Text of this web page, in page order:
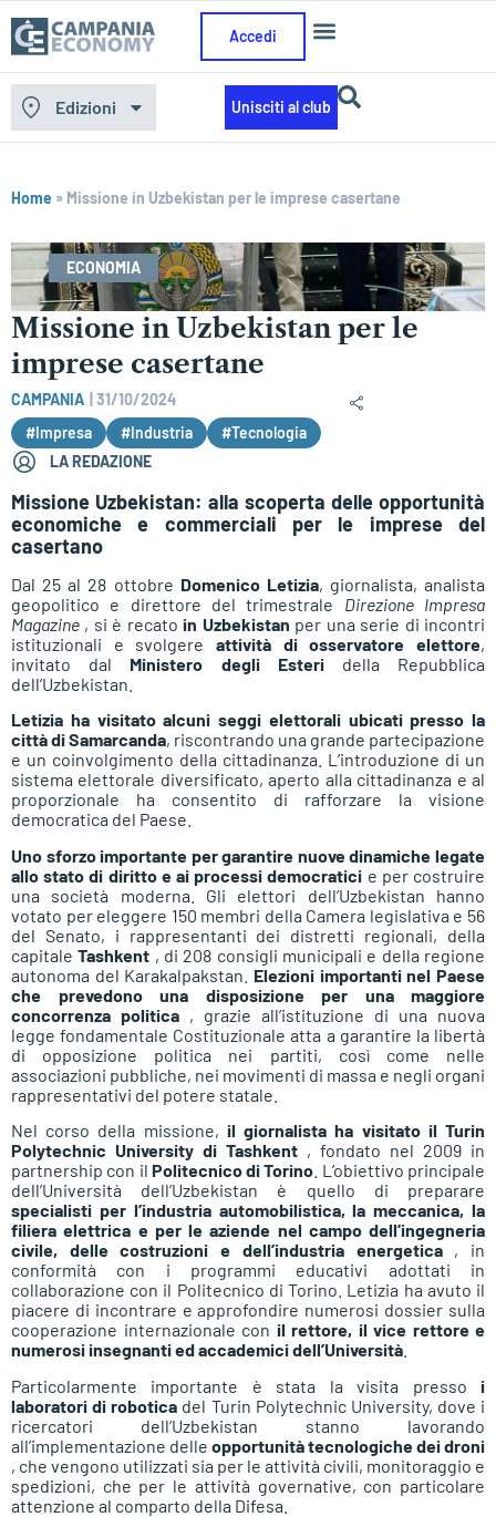
Accedi
Edizioni Unisciti al club
Home » Missione in Uzbekistan per le imprese casertane
ECONOMIA
Missione in Uzbekistan per le
imprese casertane
CAMPANIA
31/10/2024
#Impresa
#Industria
#Tecnologia
LA REDAZIONE
Missione Uzbekistan: alla scoperta delle opportunità
economiche e commerciali per le imprese del
casertano
Dal 25 al 28 ottobre Domenico Letizia, giornalista, analista
geopolitico e direttore del trimestrale Direzione Impresa
Magazine , si è recatoin Uzbekistan per una serie di incontri
istituzionali e svolgere attività di osservatore elettore,
invitato dal Ministero degli Esteridella Repubblica
dell’Uzbekistan.
Letizia ha visitato alcuni seggi elettorali ubicati presso la
città di Samarcanda, riscontrando una grande partecipazione
e un coinvolgimento della cittadinanza. L’introduzione di un
sistema elettorale diversificato, aperto alla cittadinanza e al
proporzionale ha consentito di rafforzare la visione
democratica del Paese.
Uno sforzo importante per garantire nuove dinamiche legate
allo stato di diritto e ai processi democratici e per costruire
una società moderna. Gli elettori dell’Uzbekistan hanno
votato per eleggere 150 membri della Camera legislativa e 56
del Senato, i rappresentanti dei distretti regionali, della
capitaleTashkent , di 208 consigli municipali e della regione
autonoma del Karakalpakstan. Elezioni importanti nel Paese
che prevedono una disposizione per una maggiore
concorrenza politica , grazie all’istituzione di una nuova
legge fondamentale Costituzionale atta a garantire la libertà
di opposizione politica nei partiti, così come nelle
associazioni pubbliche, nei movimenti di massa e negli organi
rappresentativi del potere statale.
Nel corso della missione, il giornalista ha visitato il Turin
Polytechnic University di Tashkent , fondato nel 2009 in
partnership con il Politecnico di Torino . L’obiettivo principale
dell’Università dell’Uzbekistan è quello di preparare
specialisti per l’industria automobilistica, la meccanica, la
filiera elettrica e per le aziende nel campo dell’ingegneria
civile, delle costruzioni e dell’industria energetica, in
conformità con i programmi educativi adottati in
collaborazione con il Politecnico di Torino. Letizia ha avuto il
piacere di incontrare e approfondire numerosi dossier sulla
cooperazione internazionale con il rettore, il vice rettore e
numerosi insegnanti ed accademici dell’Università
Particolarmente importante è stata la visita presso i
laboratori di robotica del Turin Polytechnic University, dove i
ricercatori dell’Uzbekistan stanno lavorando
all’implementazione delle opportunità tecnologiche dei droni
, che vengono utilizzati sia per le attività civili, monitoraggio e
spedizioni, che per le attività governative, con particolare
attenzione al comparto della Difesa.